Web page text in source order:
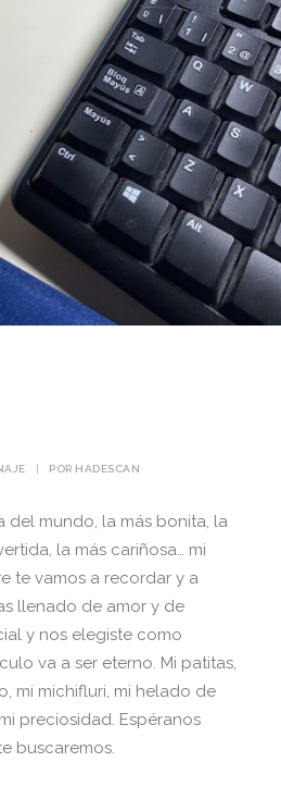
| POR HADESCAN
del mundo, la más bonita, la
la más cariñosa… mi
te vamos a recordar y a
llenado de amor y de
y nos elegiste como
va a ser eterno. Mi patitas,
mi michifluri, mi helado de
preciosidad. Espéranos
buscaremos.